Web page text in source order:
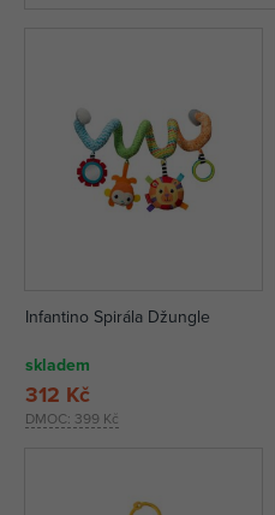
Infantino Spirála Džungle
skladem
DMOC: 399 Kč
312 Kč